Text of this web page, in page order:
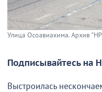
Улица Осоавиахима. Архив
Подписывайтесь на
Выстроилась